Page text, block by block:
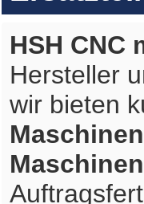
HSH CNC
Hersteller
wir bieten